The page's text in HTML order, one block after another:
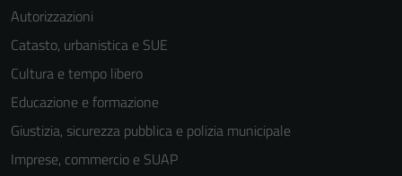
Autorizzazioni
Catasto, urbanistica e SUE
Cultura e tempo libero
Educazione e formazione
Giustizia, sicurezza pubblica e polizia municipale
Imprese, commercio e SUAP